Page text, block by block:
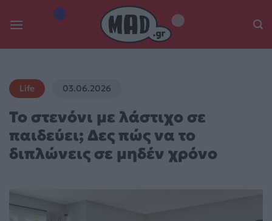
Life 03.06.2026
Το στενόνι με λάστιχο σε
παιδεύει; Δες πώς να το
διπλώνεις σε μηδέν χρόνο